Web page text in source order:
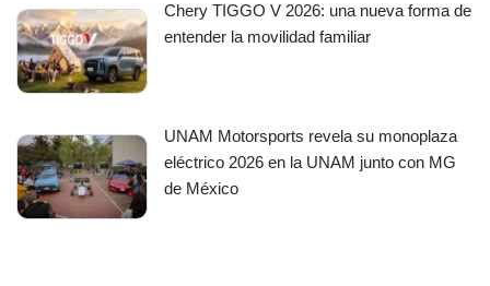
Chery TIGGO V 2026: una nueva forma de
entender la movilidad familiar
UNAM Motorsports revela su monoplaza
eléctrico 2026 en la UNAM junto con MG
de México